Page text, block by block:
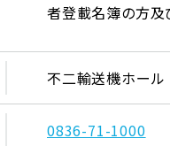
者登載名簿の方及
不二輸送機ホール
0836-71-1000